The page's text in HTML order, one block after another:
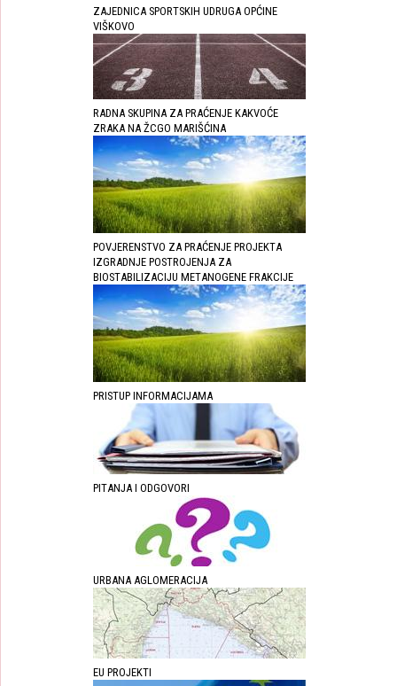
ZAJEDNICA SPORTSKIH UDRUGA OPĆINE
VIŠKOVO
RADNA SKUPINA ZA PRAĆENJE KAKVOĆE
ZRAKA NA ŽCGO MARIŠĆINA
POVJERENSTVO ZA PRAĆENJE PROJEKTA
IZGRADNJE POSTROJENJA ZA
BIOSTABILIZACIJU METANOGENE FRAKCIJE
PRISTUP INFORMACIJAMA
PITANJA I ODGOVORI
URBANA AGLOMERACIJA
EU PROJEKTI